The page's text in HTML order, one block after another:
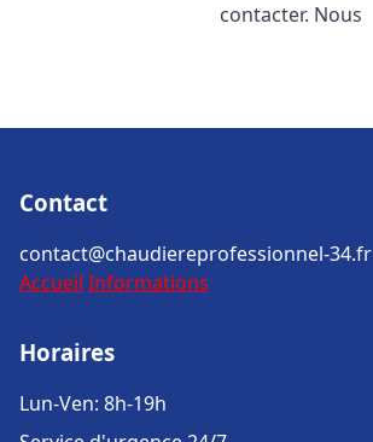
contacter. Nous
Contact
contact@chaudiereprofessionnel-34.fr
Accueil Informations
Horaires
Lun-Ven: 8h-19h